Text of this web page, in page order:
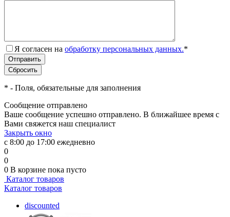
Я согласен на обработку персональных данных.*
* - Поля, обязательные для заполнения
Сообщение отправлено
Ваше сообщение успешно отправлено. В ближайшее время с
Вами свяжется наш специалист
Закрыть окно
с 8:00 до 17:00 ежедневно
0
0
0 В корзине пока пусто
Каталог товаров
Каталог товаров
discounted